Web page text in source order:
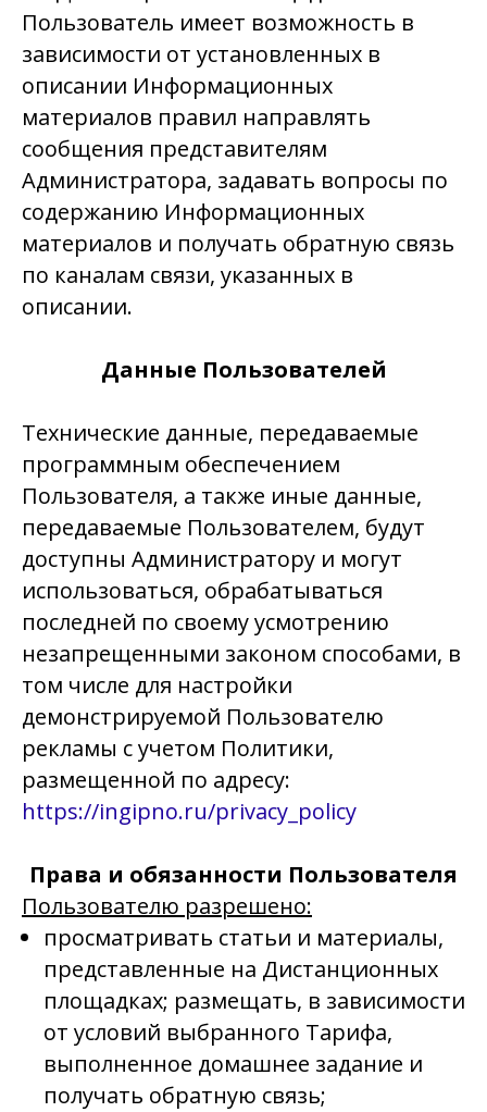
Пользователь имеет возможность в
зависимости от установленных в
описании Информационных
материалов правил направлять
сообщения представителям
Администратора, задавать вопросы по
содержанию Информационных
материалов и получать обратную связь
по каналам связи, указанных в
описании.
Данные Пользователей
Технические данные, передаваемые
программным обеспечением
Пользователя, а также иные данные,
передаваемые Пользователем, будут
доступны Администратору и могут
использоваться, обрабатываться
последней по своему усмотрению
незапрещенными законом способами, в
том числе для настройки
демонстрируемой Пользователю
рекламы с учетом Политики,
размещенной по адресу:
https://ingipno.ru/privacy_policy
Права и обязанности Пользователя
Пользователю разрешено:
просматривать статьи и материалы,
представленные на Дистанционных
площадках; размещать, в зависимости
от условий выбранного Тарифа,
выполненное домашнее задание и
получать обратную связь;